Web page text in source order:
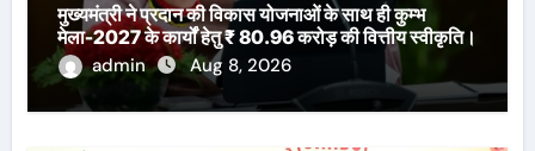
मुख्यमंत्री ने प्रदान की विकास योजनाओं के साथ ही कुम्भ
मेला-2027 के कार्यों हेतु ₹ 80.96 करोड़ की वित्तीय स्वीकृति।
admin
Aug 8, 2026